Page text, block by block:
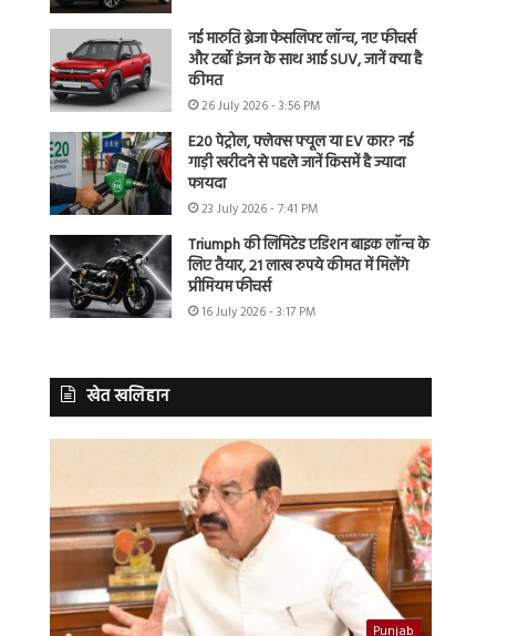
नई मारुति ब्रेजा फेसलिफ्ट लॉन्च, नए फीचर्स
और टर्बो इंजन के साथ आई SUV, जानें क्या है
कीमत
26 July 2026 - 3:56 PM
E20 पेट्रोल, फ्लेक्स फ्यूल या EV कार? नई
गाड़ी खरीदने से पहले जानें किसमें है ज्यादा
फायदा
23 July 2026 - 7:41 PM
Triumph की लिमिटेड एडिशन बाइक लॉन्च के
लिए तैयार, 21 लाख रुपये कीमत में मिलेंगे
प्रीमियम फीचर्स
16 July 2026 - 3:17 PM
खेत खलिहान
Punjab